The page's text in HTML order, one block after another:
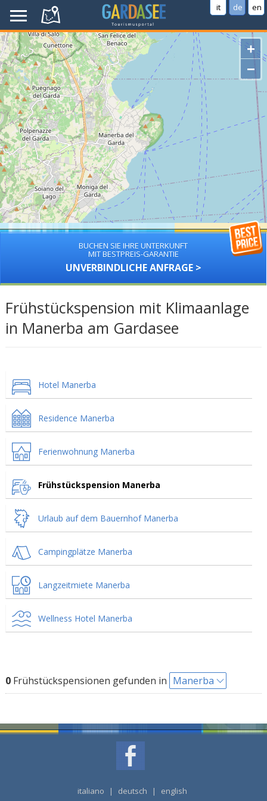
it de en
+
−
BUCHEN SIE IHRE UNTERKUNFT
MIT BESTPREIS-GARANTIE
UNVERBINDLICHE ANFRAGE >
Frühstückspension mit Klimaanlage
in Manerba am Gardasee
Hotel Manerba
Residence Manerba
Ferienwohnung Manerba
Frühstückspension Manerba
Urlaub auf dem Bauernhof Manerba
Campingplätze Manerba
Langzeitmiete Manerba
Wellness Hotel Manerba
0Frühstückspensionen gefunden in Manerba
italiano | deutsch | english